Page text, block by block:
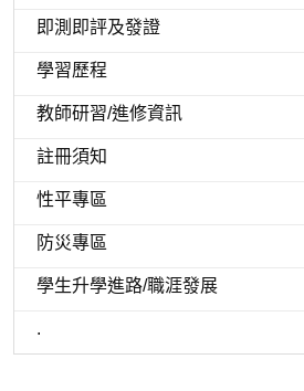
即測即評及發證
學習歷程
教師研習/進修資訊
註冊須知
性平專區
防災專區
學生升學進路/職涯發展
.